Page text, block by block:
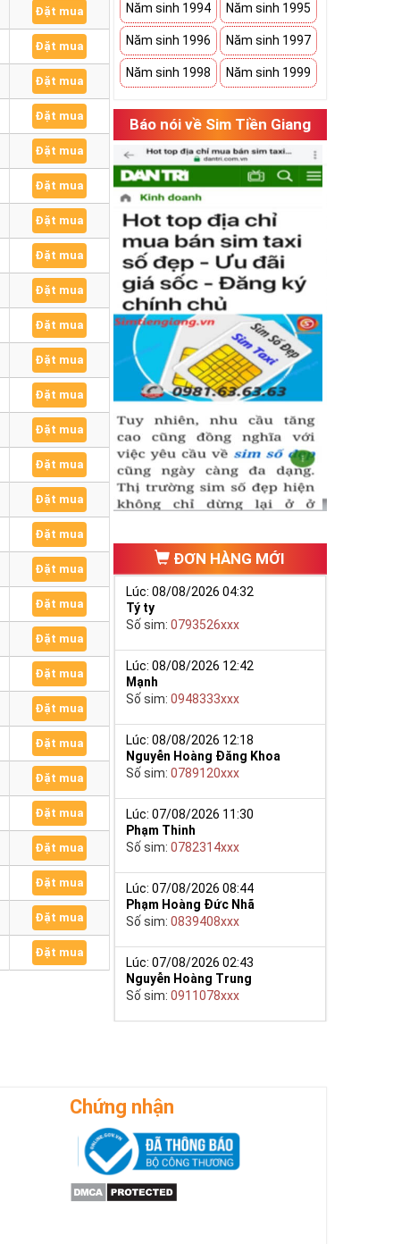
Đặt mua
Đặt mua
Đặt mua
Đặt mua
Đặt mua
Đặt mua
Đặt mua
Đặt mua
Đặt mua
Đặt mua
Đặt mua
Đặt mua
Đặt mua
Đặt mua
Đặt mua
Đặt mua
Đặt mua
Đặt mua
Đặt mua
Đặt mua
Đặt mua
Đặt mua
Đặt mua
Đặt mua
Đặt mua
Đặt mua
Đặt mua
Đặt mua
Năm sinh 1994 Năm sinh 1995
Năm sinh 1996 Năm sinh 1997
Năm sinh 1998 Năm sinh 1999
Báo nói về Sim Tiền Giang
ĐƠN HÀNG MỚI
Lúc: 08/08/2026 04:32
Tý ty
Số sim:0793526xxx
Lúc: 08/08/2026 12:42
Mạnh
Số sim:0948333xxx
Lúc: 08/08/2026 12:18
Nguyễn Hoàng Đăng Khoa
Số sim:0789120xxx
Lúc: 07/08/2026 11:30
Phạm Thinh
Số sim:0782314xxx
Lúc: 07/08/2026 08:44
Phạm Hoàng Đức Nhã
Số sim:0839408xxx
Lúc: 07/08/2026 02:43
Nguyễn Hoàng Trung
Số sim:0911078xxx
Chứng nhận